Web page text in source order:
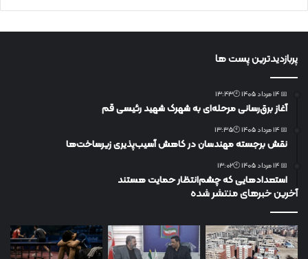
پربازدیدترین پست ها
📅 14 مرداد 1405 🕙13:43
آغاز برق‌رسانی مرحله‌ای به شهرک شهید رئیسی قم
📅 14 مرداد 1405 🕙13:35
نقش برجسته مهندسان در کاهش آسیب‌پذیری زیرساخت‌ها
📅 14 مرداد 1405 🕙13:02
استعدادهایی که چشم‌انتظار حمایت هستند
آخرین خبرهای منتشر شده